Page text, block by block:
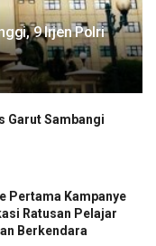
9 Irjen Polri
Garut Sambangi
Pertama Kampanye
Ratusan Pelajar
Berkendara